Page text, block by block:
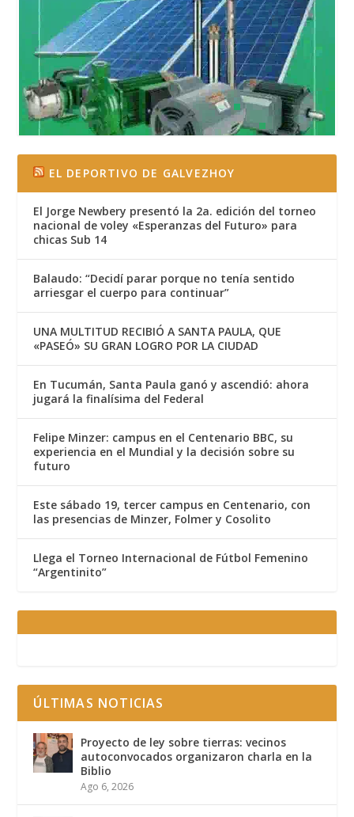
EL DEPORTIVO DE GALVEZHOY
El Jorge Newbery presentó la 2a. edición del torneo
nacional de voley «Esperanzas del Futuro» para
chicas Sub 14
Balaudo: “Decidí parar porque no tenía sentido
arriesgar el cuerpo para continuar”
UNA MULTITUD RECIBIÓ A SANTA PAULA, QUE
«PASEÓ» SU GRAN LOGRO POR LA CIUDAD
En Tucumán, Santa Paula ganó y ascendió: ahora
jugará la finalísima del Federal
Felipe Minzer: campus en el Centenario BBC, su
experiencia en el Mundial y la decisión sobre su
futuro
Este sábado 19, tercer campus en Centenario, con
las presencias de Minzer, Folmer y Cosolito
Llega el Torneo Internacional de Fútbol Femenino
“Argentinito”
ÚLTIMAS NOTICIAS
Proyecto de ley sobre tierras: vecinos
autoconvocados organizaron charla en la
Biblio
Ago 6, 2026